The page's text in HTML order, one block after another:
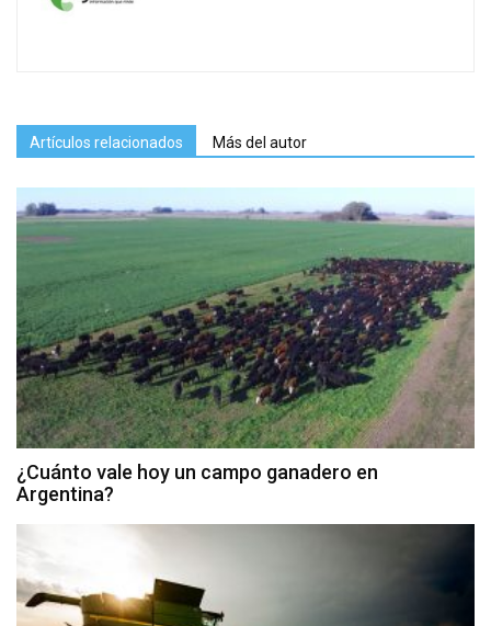
Artículos relacionados Más del autor
¿Cuánto vale hoy un campo ganadero en
Argentina?